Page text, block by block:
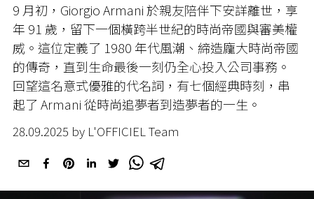
9 月初，Giorgio Armani 於親友陪伴下安詳離世，享
年 91 歲，留下一個橫跨半世紀的時尚帝國與審美權
威。這位定義了 1980 年代風潮、締造龐大時尚帝國
的傳奇，直到生命最後一刻仍全心投入公司事務。
回望這名意式優雅的代名詞，有七個經典時刻，串
起了 Armani 從時尚追夢者到造夢者的一生。
28.09.2025 by L'OFFICIEL Team